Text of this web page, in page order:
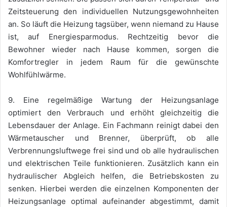
Zeitsteuerung den individuellen Nutzungsgewohnheiten
an. So läuft die Heizung tagsüber, wenn niemand zu Hause
ist, auf Energiesparmodus. Rechtzeitig bevor die
Bewohner wieder nach Hause kommen, sorgen die
Komfortregler in jedem Raum für die gewünschte
Wohlfühlwärme.
9. Eine regelmäßige Wartung der Heizungsanlage
optimiert den Verbrauch und erhöht gleichzeitig die
Lebensdauer der Anlage. Ein Fachmann reinigt dabei den
Wärmetauscher und Brenner, überprüft, ob alle
Verbrennungsluftwege frei sind und ob alle hydraulischen
und elektrischen Teile funktionieren. Zusätzlich kann ein
hydraulischer Abgleich helfen, die Betriebskosten zu
senken. Hierbei werden die einzelnen Komponenten der
Heizungsanlage optimal aufeinander abgestimmt, damit